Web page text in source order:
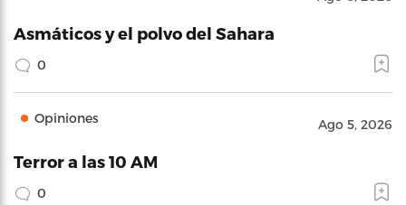
Asmáticos y el polvo del Sahara
0
Opiniones Ago 5, 2026
Terror a las 10 AM
0